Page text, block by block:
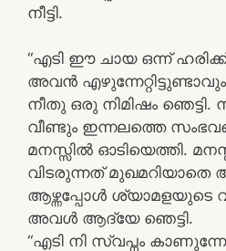
നീട്ടി.
“എടി ഈ ചായ ഒന്ന്
അവൻ
നീതു ഒരു നിമിഷം ഞെട്ടി.
വീണ്ടും ഇന്നലത്തെ
മനസ്സിൽ ഓടിയെത്തി.
വിടരുന്നത്
ആഴ്ന്നപ്പോൾ ശ്യാമളയുടെ
അവൾ ആദ്യേ ഞെട്ടി.
“എടി നി സ്വപ്നം